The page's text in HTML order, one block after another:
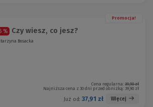
Promocja!
% Czy wiesz, co jesz?
Bosacka
Cena regularna: 39,90 zł
Najniższa cena z 30 dni przed obniżką: 39,90 zł
Już od: 37,91 zł Więcej